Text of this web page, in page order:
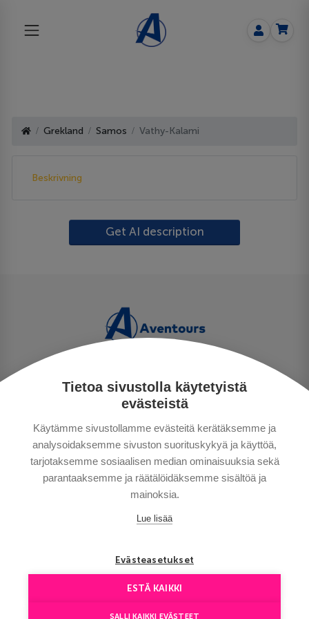
Tietoa sivustolla käytetyistä
evästeistä
Käytämme sivustollamme evästeitä kerätäksemme ja
analysoidaksemme sivuston suorituskykyä ja käyttöä,
tarjotaksemme sosiaalisen median ominaisuuksia sekä
parantaaksemme ja räätälöidäksemme sisältöä ja
mainoksia.
Lue lisää
Evästeasetukset
ESTÄ KAIKKI
SALLI KAIKKI EVÄSTEET
Grekland Samos Vathy-Kalami
Beskrivning
Get AI description
PERSONUPPGIFTSPOLICY
BETALNINGSVILLKOR
RESEVILLKOR
BRA ATT VETA
KONTAKTA OSS
Copyright © Aventours 2026